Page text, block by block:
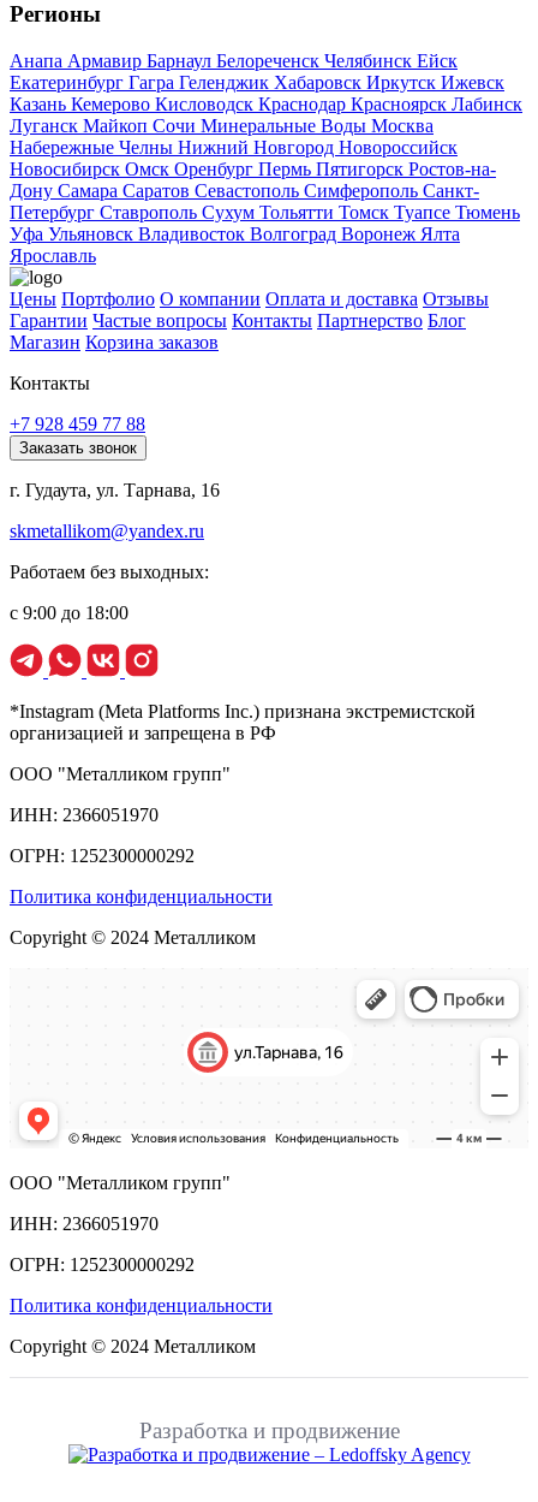
Регионы
Анапа Армавир Барнаул Белореченск Челябинск Ейск
Екатеринбург Гагра Геленджик Хабаровск Иркутск Ижевск
Казань Кемерово Кисловодск Краснодар Красноярск Лабинск
Луганск Майкоп Сочи Минеральные Воды Москва
Набережные Челны Нижний Новгород Новороссийск
Новосибирск Омск Оренбург Пермь Пятигорск Ростов-на-
Дону Самара Саратов Севастополь Симферополь Санкт-
Петербург Ставрополь Сухум Тольятти Томск Туапсе Тюмень
Уфа Ульяновск Владивосток Волгоград Воронеж Ялта
Ярославль
Цены Портфолио О компании Оплата и доставка Отзывы
Гарантии Частые вопросы Контакты Партнерство Блог
Магазин Корзина заказов
Контакты
+7 928 459 77 88
Заказать звонок
г. Гудаута, ул. Тарнава, 16
skmetallikom@yandex.ru
Работаем без выходных:
с 9:00 до 18:00
*Instagram (Meta Platforms Inc.) признана экстремистской
организацией и запрещена в РФ
ООО "Металликом групп"
ИНН: 2366051970
ОГРН: 1252300000292
Политика конфиденциальности
Copyright © 2024 Металликом
ООО "Металликом групп"
ИНН: 2366051970
ОГРН: 1252300000292
Политика конфиденциальности
Copyright © 2024 Металликом
Разработка и продвижение